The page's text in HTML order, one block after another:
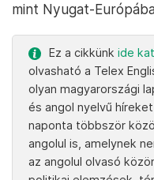
mint Nyugat-
Ez a cikkünk ide
olvasható a Telex
olyan magyarországi
és angol nyelvű
naponta többször
angolul is, amelynek
az angolul olvasó